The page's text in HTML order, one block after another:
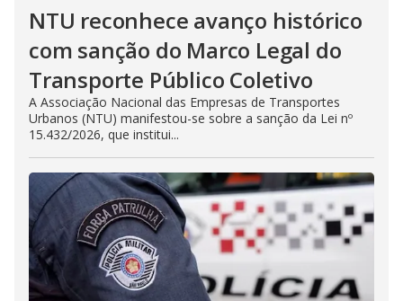
NTU reconhece avanço histórico
com sanção do Marco Legal do
Transporte Público Coletivo
A Associação Nacional das Empresas de Transportes
Urbanos (NTU) manifestou-se sobre a sanção da Lei nº
15.432/2026, que institui...